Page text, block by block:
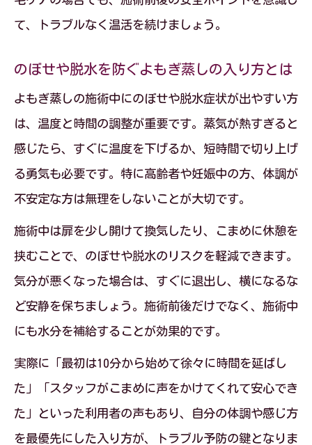
て、トラブルなく温活を続けましょう。
のぼせや脱水を防ぐよもぎ蒸しの入り方とは
よもぎ蒸しの施術中にのぼせや脱水症状が出やすい方
は、温度と時間の調整が重要です。蒸気が熱すぎると
感じたら、すぐに温度を下げるか、短時間で切り上げ
る勇気も必要です。特に高齢者や妊娠中の方、体調が
不安定な方は無理をしないことが大切です。
施術中は扉を少し開けて換気したり、こまめに休憩を
挟むことで、のぼせや脱水のリスクを軽減できます。
気分が悪くなった場合は、すぐに退出し、横になるな
ど安静を保ちましょう。施術前後だけでなく、施術中
にも水分を補給することが効果的です。
実際に「最初は10分から始めて徐々に時間を延ばし
た」「スタッフがこまめに声をかけてくれて安心でき
た」といった利用者の声もあり、自分の体調や感じ方
を最優先にした入り方が、トラブル予防の鍵となりま